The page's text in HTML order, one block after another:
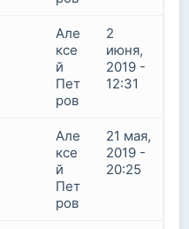
Але
ксе
й
Пет
ров
2
июня,
2019 -
12:31
Але
ксе
й
Пет
ров
21 мая,
2019 -
20:25